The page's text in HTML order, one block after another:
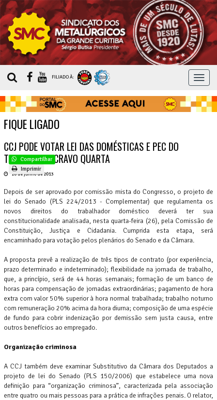
MENU
FILIADO À:
FIQUE LIGADO
CCJ PODE VOTAR LEI DAS DOMÉSTICAS E PEC DO
TRABALHO ESCRAVO QUARTA
26 de junho de 2013
Depois de ser aprovado por comissão mista do Congresso, o projeto de
lei do Senado (PLS 224/2013 - Complementar) que regulamenta os
novos direitos do trabalhador doméstico deverá ter sua
constitucionalidade analisada, nesta quarta-feira (26), pela Comissão de
Constituição, Justiça e Cidadania. Cumprida esta etapa, será
encaminhado para votação pelos plenários do Senado e da Câmara.
A proposta prevê a realização de três tipos de contrato (por experiência,
prazo determinado e indeterminado); flexibilidade na jornada de trabalho,
que, a princípio, será de 44 horas semanais; formação de um banco de
horas para compensação de jornadas extraordinárias; pagamento de hora
extra com valor 50% superior à hora normal trabalhada; trabalho noturno
com remuneração 20% acima da hora diurna; composição de uma espécie
de fundo para cobrir indenização por demissão sem justa causa, entre
outros benefícios ao empregado.
Organização criminosa
A CCJ também deve examinar Substitutivo da Câmara dos Deputados a
projeto de lei do Senado (PLS 150/2006) que estabelece uma nova
definição para “organização criminosa”, caracterizada pela associação
entre quatro ou mais pessoas para a prática de infrações penais. O relator,
Compartilhar
Imprimir
ECONOMIA
NOTÍCIAS
DO
DIA
Imagem
notícia
REDUÇÃO
DA
TAXA
DE
JUROS
É
INSUFICIENTE,
AVALIAM
ENTIDADES